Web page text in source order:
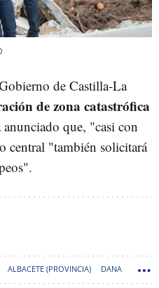
de Castilla-La
de zona catastrófica
que, "casi con
central "también solicitará
ALBACETE (PROVINCIA) DANA